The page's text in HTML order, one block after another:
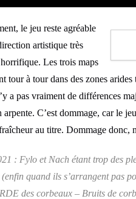
le jeu reste agréable
artistique très
Les trois maps
à tour dans des zones
a pas vraiment de différences
C’est dommage, car le
au titre. Dommage donc,
: Fylo et Nach étant trop des
quand ils s’arrangent pas
des corbeaux – Bruits de